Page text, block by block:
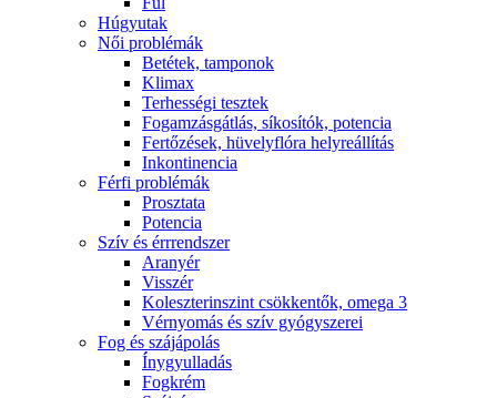
Húgyutak
Női problémák
Betétek, tamponok
Klimax
Terhességi tesztek
Fogamzásgátlás, síkosítók, potencia
Fertőzések, hüvelyflóra helyreállítás
Inkontinencia
Férfi problémák
Prosztata
Potencia
Szív és érrrendszer
Aranyér
Visszér
Koleszterinszint csökkentők, omega 3
Vérnyomás és szív gyógyszerei
Fog és szájápolás
Í́nygyulladás
Fogkrém